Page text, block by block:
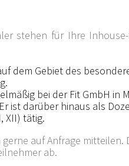
stehen für Ihre
dem Gebiet des
bei der Fit GmbH in
ist darüber hinaus als
XII) tätig.
auf Anfrage mitteilen.
ab.